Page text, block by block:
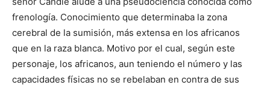
frenología. Conocimiento que determinaba la zona
cerebral de la sumisión, más extensa en los africanos
que en la raza blanca. Motivo por el cual, según este
personaje, los africanos, aun teniendo el número y las
capacidades físicas no se rebelaban en contra de sus